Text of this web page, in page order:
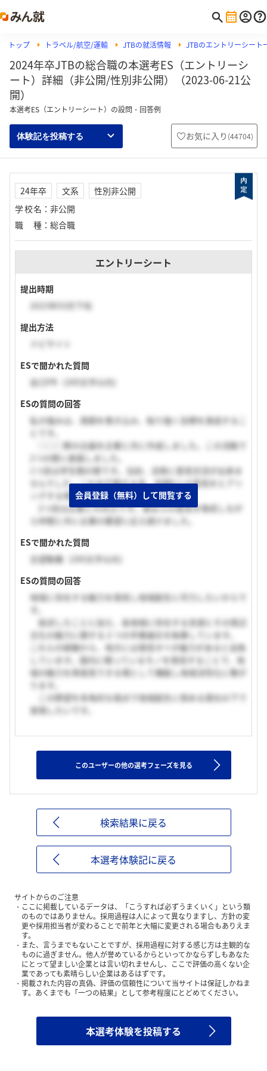
トップ トラベル/航空/運輸 JTBの就活情報 JTBのエントリーシート
2024年卒JTBの総合職の本選考ES（エントリーシ
ート）詳細（非公開/性別非公開）（2023-06-21公
開）
本選考ES（エントリーシート）の設問・回答例
体験記を投稿する お気に入り (44704)
24年卒 文系
性別非公開
学校名 ： 非公開
職種 ： 総合職
エントリーシート
提出時期
2023年03月下旬
提出方法
ESで聞かれた質問
自己PR（200文字以内）
ESの質問の回答
私の強みは、周囲を巻き込み、粘り強く目標を達成するこ
○○○祭の企画を企業と共に作成しました。この活動で
2つの壁に直面しました。
1つ目は学生間の壁です。当初、活発に意見交流が出来ま
せんでした。これを打開する為、仲間6人の意見をヒアリ
ングする場を設けました。
2つ目は企業との対立です。彼女らの意見を吸収しなが
ら仲間と共に企業の要望に応え続けました。
ESで聞かれた質問
志望動機（200文字以内）
ESの質問の回答
地域に存在する魅力を発信し地域創生に尽力したいからで
前述したことに加え、各地域に存在する言語とその周辺
文化の魅力に関する２つの卒業論文を執筆しています。
これらの経験から、地方には発信すべき魅力があると自負
しています。国内に眠っているモノを発信することで、地
域の魅力を再発見できる場として機能し地域活性化に繋が
ります。
この野望を多角的な視点で地域創生に努める貴社の下で
実現したいです。
会員登録（無料）して閲覧する
このユーザーの他の選考フェーズを見る
検索結果に戻る
本選考体験記に戻る
サイトからのご注意
ここに掲載しているデータは、「こうすれば必ずうまくいく」という類
のものではありません。採用過程は人によって異なりますし、方針の変
更や採用担当者が変わることで前年と大幅に変更される場合もありえま
す。
また、言うまでもないことですが、採用過程に対する感じ方は主観的な
ものに過ぎません。他人が誉めているからといってかならずしもあなた
にとって望ましい企業とは言い切れませんし、ここで評価の高くない企
業であっても素晴らしい企業はあるはずです。
掲載された内容の真偽、評価の信頼性について当サイトは保証しかねま
す。あくまでも「一つの結果」として参考程度にとどめてください。
本選考体験を投稿する